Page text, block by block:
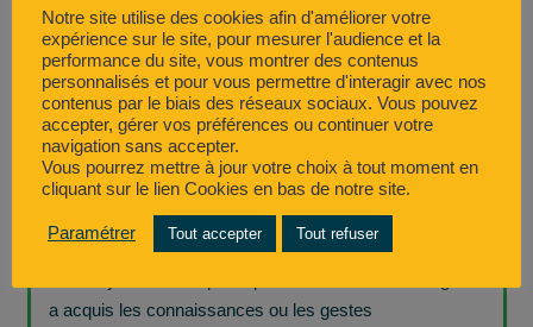
jeux de rôles afin de mettre en situation les
apprenants.
Supports pédagogiques : Le travail en groupe, la
projection du cours et des exercices pratiques.
Modalités d'évaluation
a acquis les connaissances ou les gestes
Notre site utilise des cookies afin d'améliorer votre
expérience sur le site, pour mesurer l'audience et la
performance du site, vous montrer des contenus
personnalisés et pour vous permettre d'interagir avec nos
contenus par le biais des réseaux sociaux. Vous pouvez
accepter, gérer vos préférences ou continuer votre
navigation sans accepter.
Vous pourrez mettre à jour votre choix à tout moment en
cliquant sur le lien Cookies en bas de notre site.
Paramétrer Tout accepter Tout refuser